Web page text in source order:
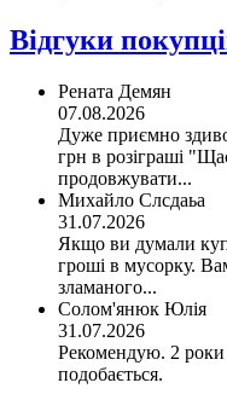
Відгуки
Рената Демян
07.08.2026
Дуже приємно
грн в розіграші
продовжувати...
Михайло Слсдаьа
31.07.2026
Якщо ви думали
гроші в мусорку.
зламаного...
Солом'янюк Юлія
31.07.2026
Рекомендую. 2 роки
подобається.